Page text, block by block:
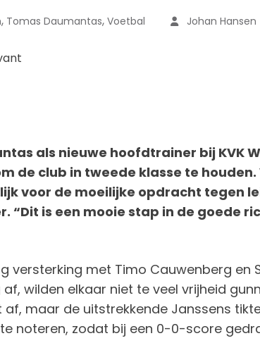
, Tomas Daumantas, Voetbal Johan Hansen
als nieuwe hoofdtrainer bij KVK
de club in tweede klasse te
voor de moeilijke opdracht tegen
is een mooie stap in de goede
versterking met Timo Cauwenberg en
wilden elkaar niet te veel vrijheid
maar de uitstrekkende Janssens
noteren, zodat bij een 0-0-score